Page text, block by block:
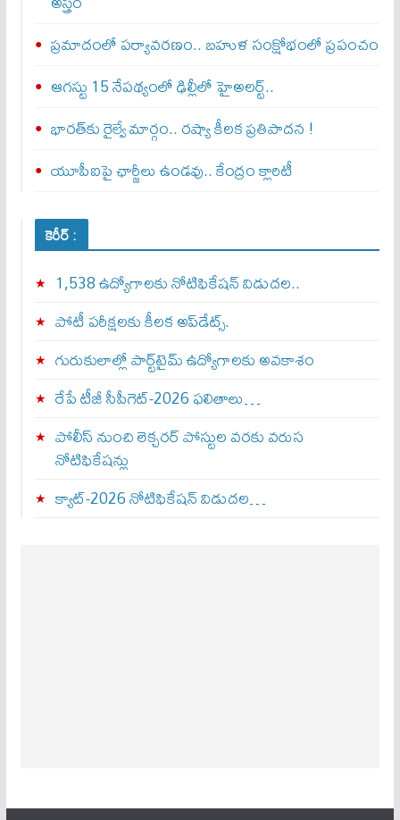
ప్రమాదంలో పర్యావరణం.. బహుళ సంక్షోభంలో ప్రపంచం
ఆగస్టు 15 నేపథ్యంలో ఢిల్లీలో హైఅలర్ట్..
భారత్‌కు రైల్వే మార్గం.. రష్యా కీలక ప్రతిపాదన !
యూపీఐపై ఛార్జీలు ఉండవు.. కేంద్రం క్లారిటీ
కెరీర్ :
1,538 ఉద్యోగాలకు నోటిఫికేషన్ విడుదల..
పోటీ పరీక్షలకు కీలక అప్‌డేట్స్.
గురుకులాల్లో పార్ట్‌టైమ్ ఉద్యోగాలకు అవకాశం
రేపే టీజీ సీపీగెట్‌-2026 ఫలితాలు…
పోలీస్ నుంచి లెక్చరర్ పోస్టుల వరకు వరుస
నోటిఫికేషన్లు
క్యాట్-2026 నోటిఫికేషన్ విడుదల…